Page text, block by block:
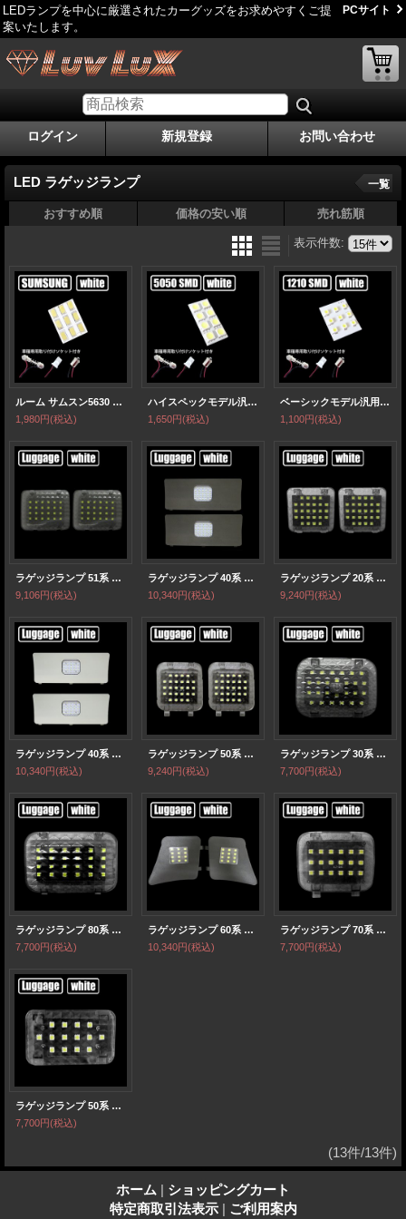
LEDランプを中心に厳選されたカーグッズをお求めやすくご提
案いたします。
PCサイト
ログイン 新規登録 お問い合わせ
LED ラゲッジランプ 一覧
おすすめ順 価格の安い順 売れ筋順
表示件数:
ルーム サムスン5630 9連
1,980円(税込)
ハイスペックモデル汎用 ルームランプ 8連
1,650円(税込)
ベーシックモデル汎用 ルームランプ 9連
1,100円(税込)
ラゲッジランプ 51系 エルグランド
9,106円(税込)
ラゲッジランプ 40系 プリウスα グレー
10,340円(税込)
ラゲッジランプ 20系 アルファード/ヴェルファイア
9,240円(税込)
ラゲッジランプ 40系 プリウスα アクア
10,340円(税込)
ラゲッジランプ 50系 エスティマ
9,240円(税込)
ラゲッジランプ 30系 アルファード/ヴェルファイア
7,700円(税込)
ラゲッジランプ 80系 ノア/ヴォクシー
7,700円(税込)
ラゲッジランプ 60系 ハリアー
10,340円(税込)
ラゲッジランプ 70系 ノア/ヴォクシー
7,700円(税込)
ラゲッジランプ 50系 プリウス
7,700円(税込)
(13件/13件)
ホーム | ショッピングカート
特定商取引法表示 | ご利用案内